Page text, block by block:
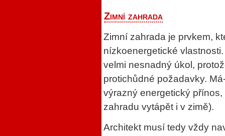
Zimní zahrada
Zimní zahrada je prvkem,
nízkoenergetické
velmi nesnadný úkol,
protichůdné požadavky.
výrazný energetický
zahradu vytápět i v zimě).
Architekt musí tedy vždy